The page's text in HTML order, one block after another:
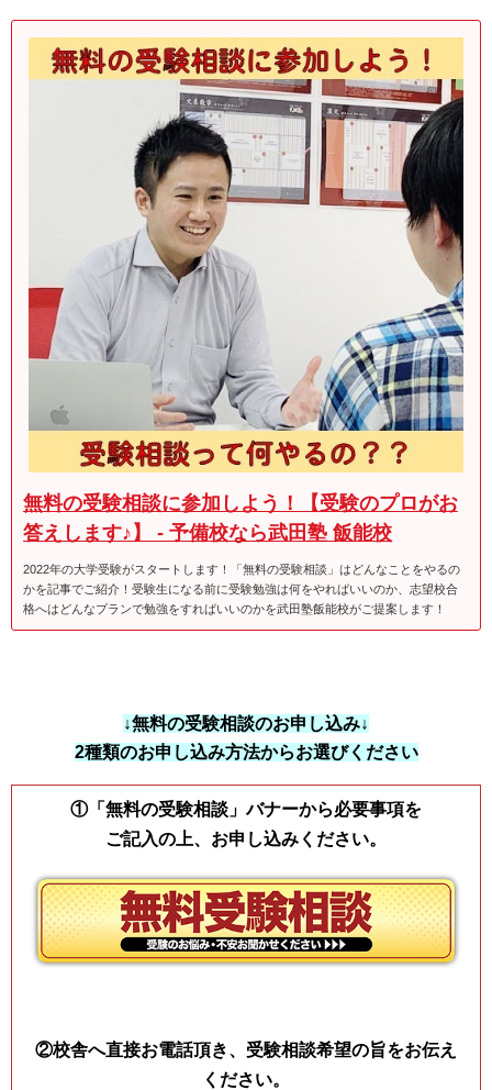
無料の受験相談に参加しよう！【受験のプロがお
答えします♪】 - 予備校なら武田塾 飯能校
2022年の大学受験がスタートします！「無料の受験相談」はどんなことをやるの
かを記事でご紹介！受験生になる前に受験勉強は何をやればいいのか、志望校合
格へはどんなプランで勉強をすればいいのかを武田塾飯能校がご提案します！
↓無料の受験相談のお申し込み↓
2種類のお申し込み方法からお選びください
①「無料の受験相談」バナーから必要事項を
ご記入の上、お申し込みください。
②校舎へ直接お電話頂き、受験相談希望の旨をお伝え
ください。